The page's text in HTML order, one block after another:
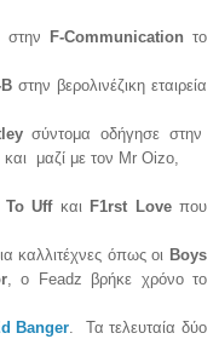
στην F-Communication το
στην βερολινέζικη εταιρεία
σύντομα οδήγησε στην
, και μαζί με τον Mr Oizo,
To Uffκαι F1rst Loveπου
καλλιτέχνες όπως οι Boys
, ο Feadz βρήκε χρόνο το
Banger . Τα τελευταία δύο